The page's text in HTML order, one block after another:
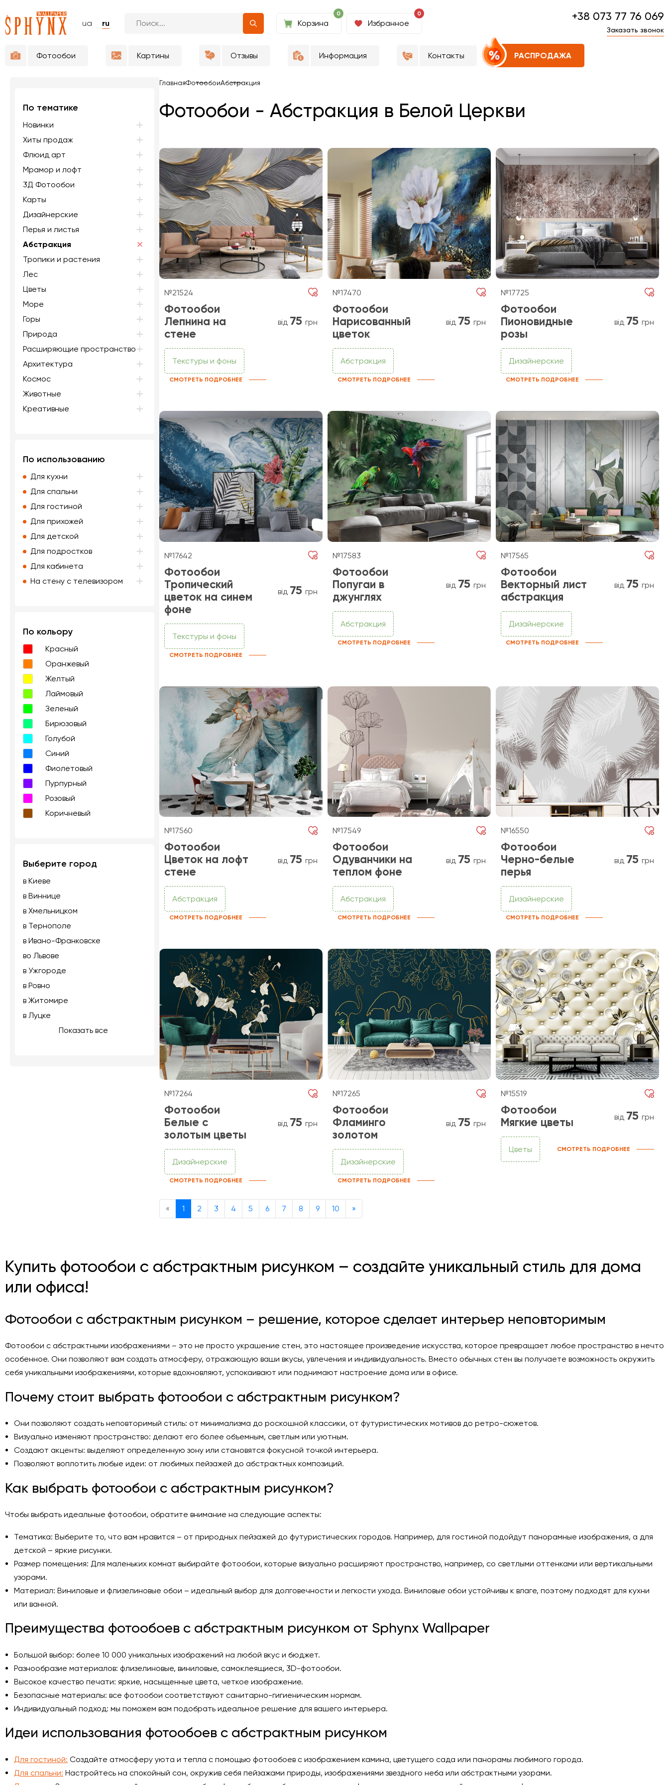
ua ru
0
Корзина
0
Избранное
+38 073 77 76 069
Заказать звонок
Фотообои Картины Отзывы Информация Контакты РАСПРОДАЖА
По тематике
Новинки
Хиты продаж
Флюид арт
Мрамор и лофт
3Д Фотообои
Карты
Дизайнерские
Перья и листья
Абстракция
Тропики и растения
Лес
Цветы
Море
Горы
Природа
Расширяющие пространство
Архитектура
Космос
Животные
Креативные
По использованию
Для кухни
Для спальни
Для гостиной
Для прихожей
Для детской
Для подростков
Для кабинета
На стену с телевизором
По кольору
Красный
Оранжевый
Желтый
Лаймовый
Зеленый
Бирюзовый
Голубой
Синий
Фиолетовый
Пурпурный
Розовый
Коричневый
Выберите город
в Киеве
в Виннице
в Хмельницком
в Тернополе
в Ивано-Франковске
во Львове
в Ужгороде
в Ровно
в Житомире
в Луцке
Показать все
ГлавнаяФотообоиАбстракция
Фотообои - Абстракция в Белой Церкви
№21524
Фотообои
Лепнина на
стене
від 75 грн
Текстуры и фоны
СМОТРЕТЬ ПОДРОБНЕЕ
№17470
Фотообои
Нарисованный
цветок
від 75 грн
Абстракция
СМОТРЕТЬ ПОДРОБНЕЕ
№17725
Фотообои
Пионовидные
розы
від 75 грн
Дизайнерские
СМОТРЕТЬ ПОДРОБНЕЕ
№17642
Фотообои
Тропический
цветок на синем
фоне
від 75 грн
Текстуры и фоны
СМОТРЕТЬ ПОДРОБНЕЕ
№17583
Фотообои
Попугаи в
джунглях
від 75 грн
Абстракция
СМОТРЕТЬ ПОДРОБНЕЕ
№17565
Фотообои
Векторный лист
абстракция
від 75 грн
Дизайнерские
СМОТРЕТЬ ПОДРОБНЕЕ
№17560
Фотообои
Цветок на лофт
стене
від 75 грн
Абстракция
СМОТРЕТЬ ПОДРОБНЕЕ
№17549
Фотообои
Одуванчики на
теплом фоне
від 75 грн
Абстракция
СМОТРЕТЬ ПОДРОБНЕЕ
№16550
Фотообои
Черно-белые
перья
від 75 грн
Дизайнерские
СМОТРЕТЬ ПОДРОБНЕЕ
№17264
Фотообои
Белые с
золотым цветы
від 75 грн
Дизайнерские
СМОТРЕТЬ ПОДРОБНЕЕ
№17265
Фотообои
Фламинго
золотом
від 75 грн
Дизайнерские
СМОТРЕТЬ ПОДРОБНЕЕ
№15519
Фотообои
Мягкие цветы
від 75 грн
Цветы СМОТРЕТЬ ПОДРОБНЕЕ
« Previous
1 2 3 4 5 6 7 8 9 10 »
Купить фотообои с абстрактным рисунком – создайте уникальный стиль для дома
или офиса!
Фотообои с абстрактным рисунком – решение, которое сделает интерьер неповторимым
Фотообои с абстрактными изображениями – это не просто украшение стен, это настоящее произведение искусства, которое превращает любое пространство в нечто
особенное. Они позволяют вам создать атмосферу, отражающую ваши вкусы, увлечения и индивидуальность. Вместо обычных стен вы получаете возможность окружить
себя уникальными изображениями, которые вдохновляют, успокаивают или поднимают настроение дома или в офисе.
Почему стоит выбрать фотообои с абстрактным рисунком?
Они позволяют создать неповторимый стиль: от минимализма до роскошной классики, от футуристических мотивов до ретро-сюжетов.
Визуально изменяют пространство: делают его более объемным, светлым или уютным.
Создают акценты: выделяют определенную зону или становятся фокусной точкой интерьера.
Позволяют воплотить любые идеи: от любимых пейзажей до абстрактных композиций.
Как выбрать фотообои с абстрактным рисунком?
Чтобы выбрать идеальные фотообои, обратите внимание на следующие аспекты:
Тематика: Выберите то, что вам нравится – от природных пейзажей до футуристических городов. Например, для гостиной подойдут панорамные изображения, а для
детской – яркие рисунки.
Размер помещения: Для маленьких комнат выбирайте фотообои, которые визуально расширяют пространство, например, со светлыми оттенками или вертикальными
узорами.
Материал: Виниловые и флизелиновые обои – идеальный выбор для долговечности и легкости ухода. Виниловые обои устойчивы к влаге, поэтому подходят для кухни
или ванной.
Преимущества фотообоев с абстрактным рисунком от Sphynx Wallpaper
Большой выбор: более 10 000 уникальных изображений на любой вкус и бюджет.
Разнообразие материалов: флизелиновые, виниловые, самоклеящиеся, 3D-фотообои.
Высокое качество печати: яркие, насыщенные цвета, четкое изображение.
Безопасные материалы: все фотообои соответствуют санитарно-гигиеническим нормам.
Индивидуальный подход: мы поможем вам подобрать идеальное решение для вашего интерьера.
Идеи использования фотообоев с абстрактным рисунком
Для гостиной: Создайте атмосферу уюта и тепла с помощью фотообоев с изображением камина, цветущего сада или панорамы любимого города.
Для спальни: Настройтесь на спокойный сон, окружив себя пейзажами природы, изображениями звездного неба или абстрактными узорами.